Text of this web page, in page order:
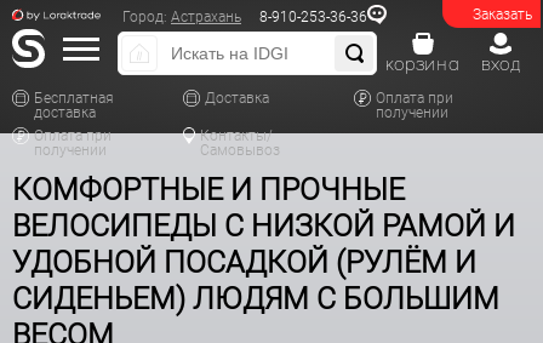
Заказать
Город: Астрахань 8-910-253-36-36
Бесплатная
доставка
Доставка
Оплата при
получении
Оплата при
получении
Контакты/
Самовывоз
вход
корзина
КОМФОРТНЫЕ И ПРОЧНЫЕ
ВЕЛОСИПЕДЫ С НИЗКОЙ РАМОЙ И
УДОБНОЙ ПОСАДКОЙ (РУЛЁМ И
СИДЕНЬЕМ) ЛЮДЯМ С БОЛЬШИМ
ВЕСОМ